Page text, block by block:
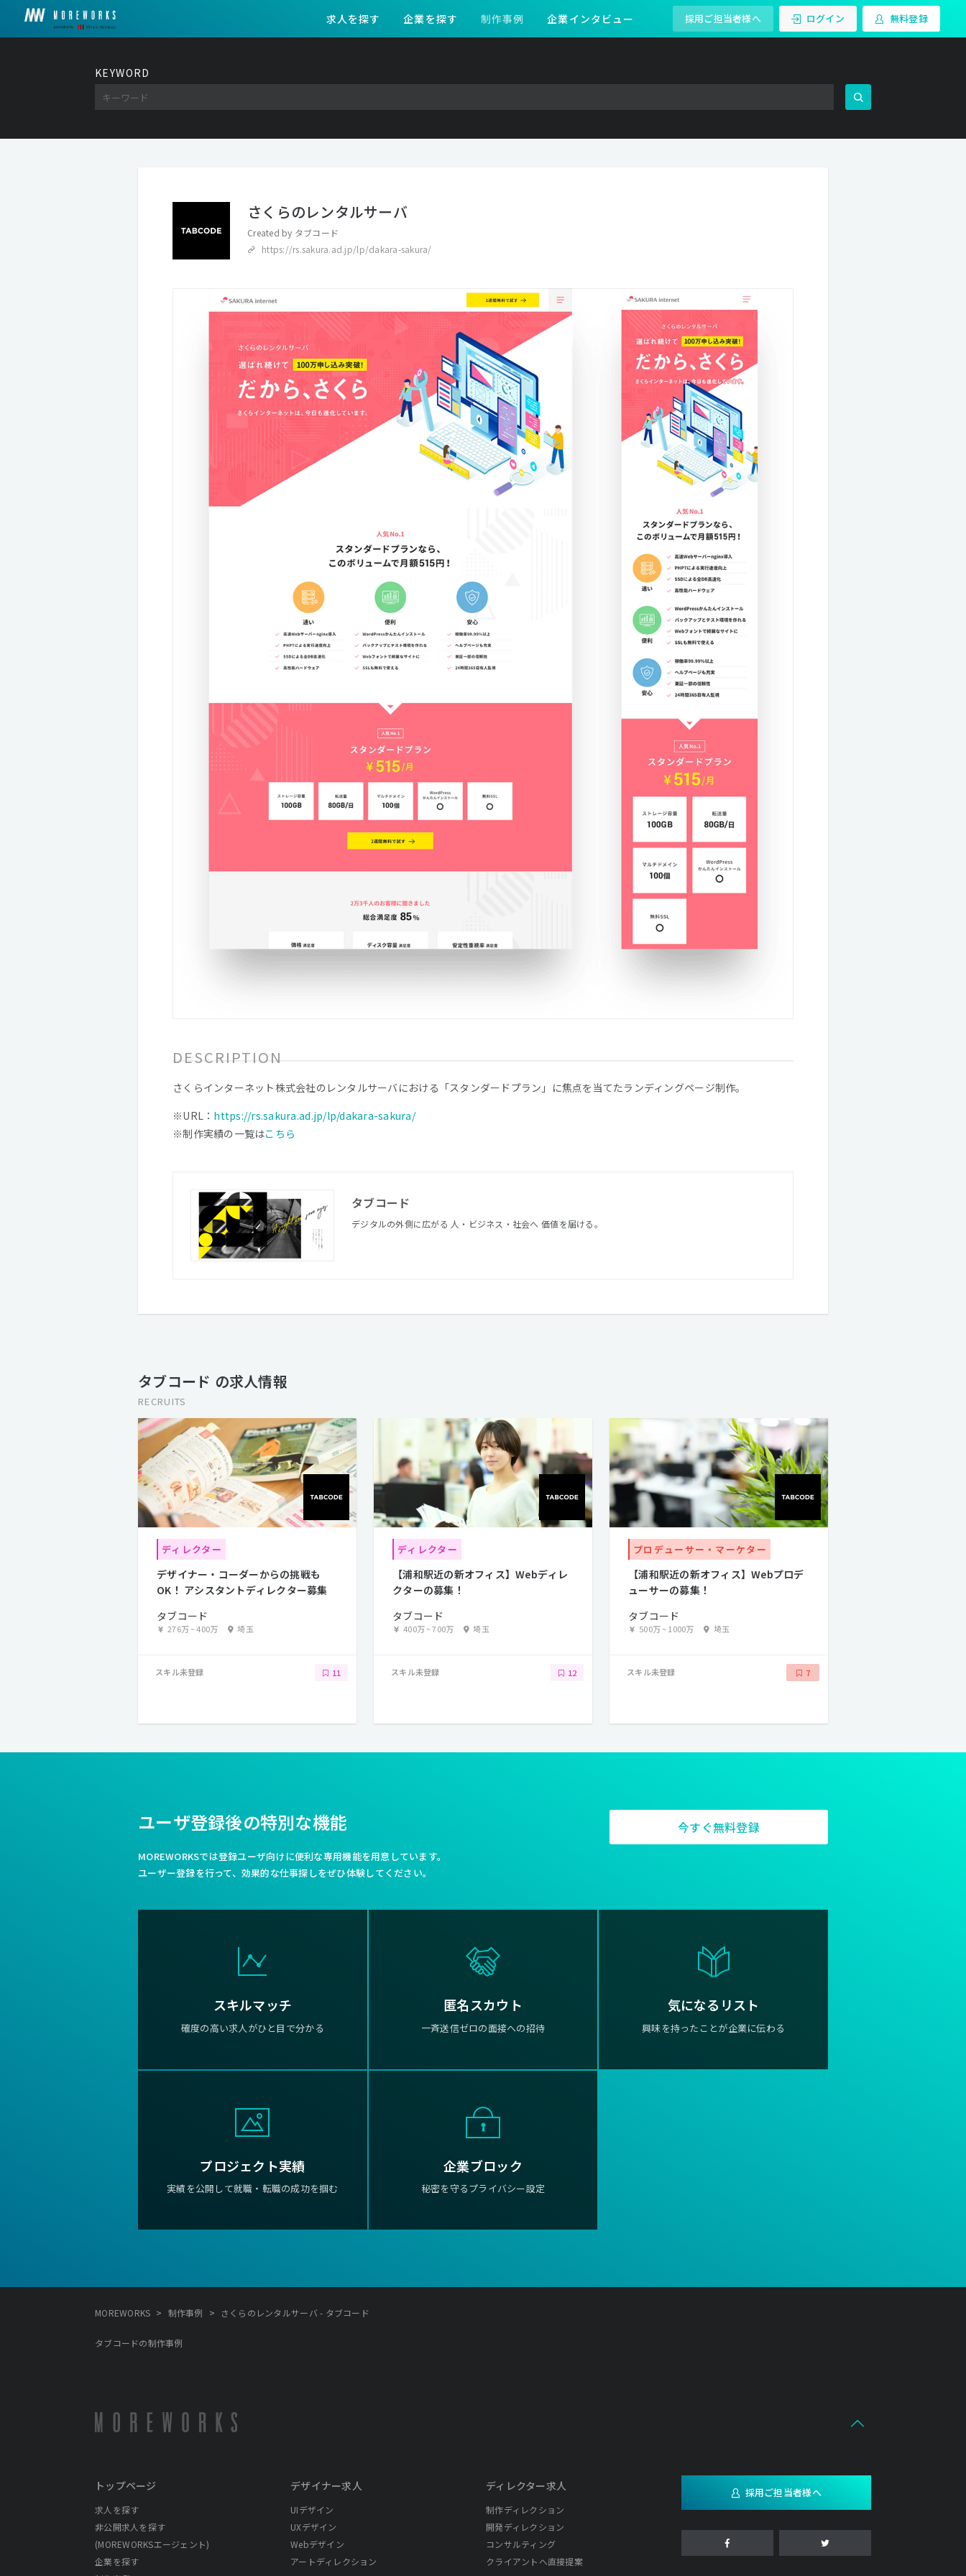
求人を探す 企業を探す 制作事例 企業インタビュー 採用ご担当者様へ ログイン 無料登録
KEYWORD
さくらのレンタルサーバ
Created by タブコード
https://rs.sakura.ad.jp/lp/dakara-sakura/
DESCRIPTION
さくらインターネット株式会社のレンタルサーバにおける「スタンダードプラン」に焦点を当てたランディングページ制作。
※URL： https://rs.sakura.ad.jp/lp/dakara-sakura/
※制作実績の一覧はこちら
タブコード
デジタルの外側に広がる 人・ビジネス・社会へ 価値を届ける。
タブコード の求人情報
RECRUITS
ディレクター
デザイナー・コーダーからの挑戦も
OK！ アシスタントディレクター募集
タブコード
276万~400万 埼玉
スキル未登録 11
ディレクター
【浦和駅近の新オフィス】Webディレ
クターの募集！
タブコード
400万~700万 埼玉
スキル未登録 12
プロデューサー・マーケター
【浦和駅近の新オフィス】Webプロデ
ューサーの募集！
タブコード
500万~1000万 埼玉
スキル未登録 7
ユーザ登録後の特別な機能
MOREWORKSでは登録ユーザ向けに便利な専用機能を用意しています。
ユーザー登録を行って、効果的な仕事探しをぜひ体験してください。
今すぐ無料登録
スキルマッチ
確度の高い求人がひと目で分かる
匿名スカウト
一斉送信ゼロの面接への招待
気になるリスト
興味を持ったことが企業に伝わる
プロジェクト実績
実績を公開して就職・転職の成功を掴む
企業ブロック
秘密を守るプライバシー設定
MOREWORKS > 制作事例 > さくらのレンタルサーバ - タブコード
タブコードの制作事例
トップページ
求人を探す
非公開求人を探す
(MOREWORKSエージェント)
企業を探す
デザイナー求人
UIデザイン
UXデザイン
Webデザイン
アートディレクション
ディレクター求人
制作ディレクション
開発ディレクション
コンサルティング
クライアントへ直接提案
採用ご担当者様へ